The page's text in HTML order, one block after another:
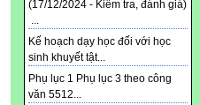
(17/12/2024 - Kiểm tra, đánh giá)
...
Kế hoạch dạy học đối với học
sinh khuyết tật...
Phụ lục 1 Phụ lục 3 theo công
văn 5512...